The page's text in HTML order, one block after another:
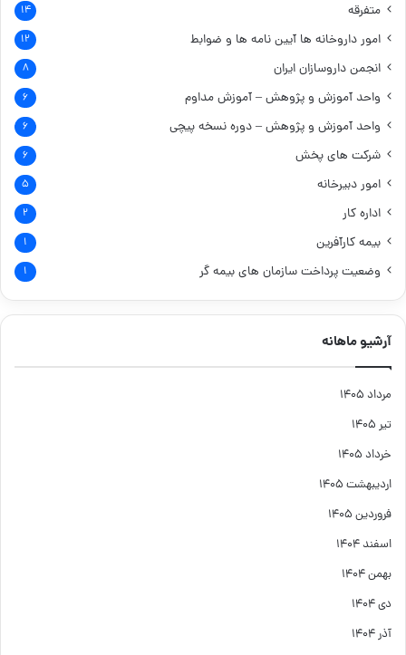
متفرقه ۱۴
امور داروخانه ها آیین نامه ها و ضوابط ۱۲
انجمن داروسازان ایران ۸
واحد آموزش و پژوهش – آموزش مداوم ۶
واحد آموزش و پژوهش – دوره نسخه پیچی ۶
شرکت های پخش ۶
امور دبیرخانه ۵
اداره کار ۲
بیمه کارآفرین ۱
وضعیت پرداخت سازمان های بیمه گر ۱
آرشیو ماهانه
مرداد ۱۴۰۵
تیر ۱۴۰۵
خرداد ۱۴۰۵
اردیبهشت ۱۴۰۵
فروردین ۱۴۰۵
اسفند ۱۴۰۴
بهمن ۱۴۰۴
دی ۱۴۰۴
آذر ۱۴۰۴